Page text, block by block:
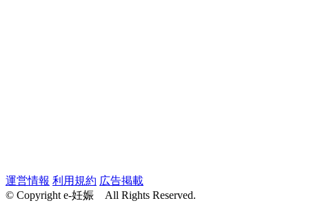
運営情報 利用規約 広告掲載
© Copyright e-妊娠 All Rights Reserved.